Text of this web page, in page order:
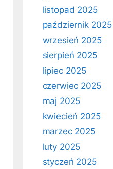
listopad 2025
październik 2025
wrzesień 2025
sierpień 2025
lipiec 2025
czerwiec 2025
maj 2025
kwiecień 2025
marzec 2025
luty 2025
styczeń 2025